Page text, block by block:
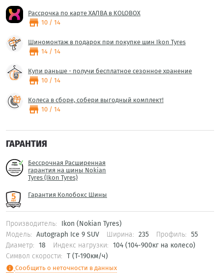
Рассрочка по карте ХАЛВА в KOLOBOX
store 10 / 14
Шиномонтаж в подарок при покупке шин Ikon Tyres
store 14 / 14
Купи раньше - получи бесплатное сезонное хранение
store 10 / 14
Колеса в сборе, собери выгодный комплект!
store 10 / 14
ГАРАНТИЯ
Бессрочная Расширенная
гарантия на шины Nokian
Tyres (Ikon Tyres)
Гарантия Колобокс Шины
Производитель:
Ikon (Nokian Tyres)
Модель: Autograph Ice 9 SUV Ширина: 235 Профиль: 55
Диаметр: 18 Индекс нагрузки: 104 (104-900кг на колесо)
Символ скорости: T (T-190км/ч)
info Сообщить о неточности в данных